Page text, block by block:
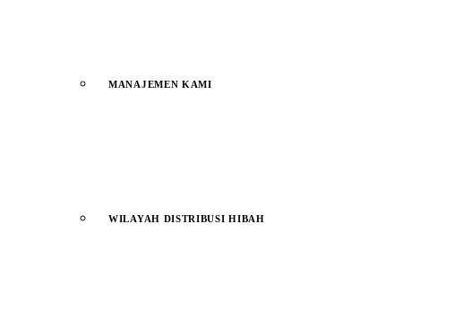
MANAJEMEN KAMI
WILAYAH DISTRIBUSI HIBAH